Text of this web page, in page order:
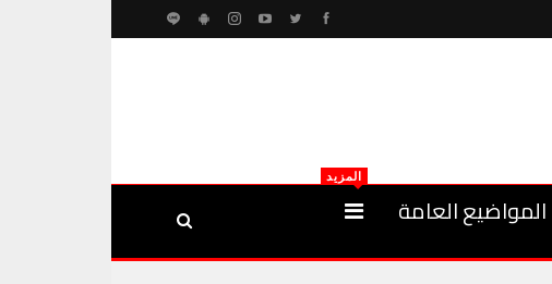
المواضيع العامة
المزيد